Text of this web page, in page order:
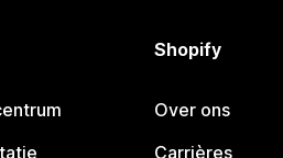
Shopify
Over ons
Carrières